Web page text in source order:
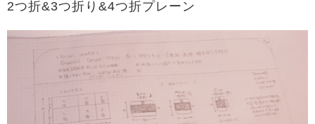
2つ折&3つ折り&4つ折プレーン